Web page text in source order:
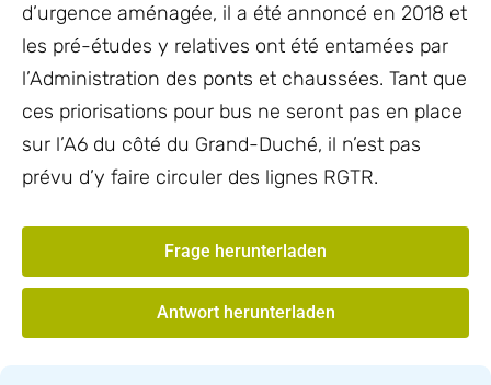
d’urgence aménagée, il a été annoncé en 2018 et
les pré-études y relatives ont été entamées par
l’Administration des ponts et chaussées. Tant que
ces priorisations pour bus ne seront pas en place
sur l’A6 du côté du Grand-Duché, il n’est pas
prévu d’y faire circuler des lignes RGTR.
Frage herunterladen
Antwort herunterladen